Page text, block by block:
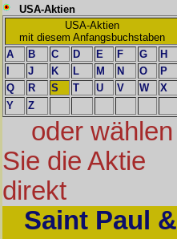
USA-Aktien
USA-Aktien
mit diesem Anfangsbuchstaben
A
B C D E F G
H
J K L M N O
P
Q
R S T U V W
X
Y
Z
oder wählen
Sie die Aktie
direkt
Saint Paul &